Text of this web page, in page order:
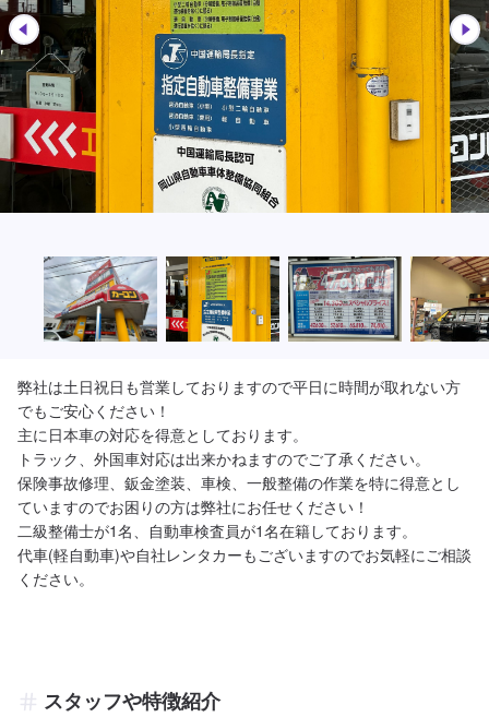
弊社は土日祝日も営業しておりますので平日に時間が取れない方
でもご安心ください！
主に日本車の対応を得意としております。
トラック、外国車対応は出来かねますのでご了承ください。
保険事故修理、鈑金塗装、車検、一般整備の作業を特に得意とし
ていますのでお困りの方は弊社にお任せください！
二級整備士が1名、自動車検査員が1名在籍しております。
代車(軽自動車)や自社レンタカーもございますのでお気軽にご相談
ください。
スタッフや特徴紹介